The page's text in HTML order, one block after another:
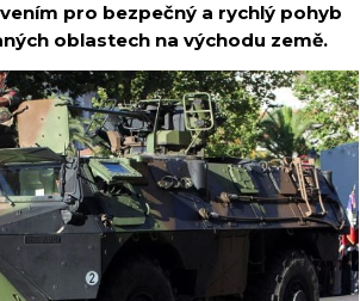
pro bezpečný a rychlý pohyb
oblastech na východu země.